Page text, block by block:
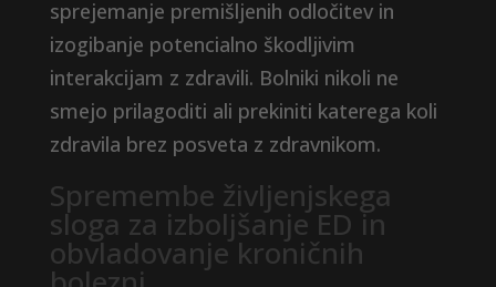
sprejemanje premišljenih odločitev in
izogibanje potencialno škodljivim
interakcijam z zdravili. Bolniki nikoli ne
smejo prilagoditi ali prekiniti katerega koli
zdravila brez posveta z zdravnikom.
Spremembe življenjskega
sloga za izboljšanje ED in
obvladovanje kroničnih